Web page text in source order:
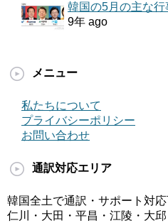
韓国の5月の主な行
9年 ago
メニュー
私たちについて
プライバシーポリシー
お問い合わせ
通訳対応エリア
韓国全土で通訳・サポート対
仁川・大田・平昌・江陵・大